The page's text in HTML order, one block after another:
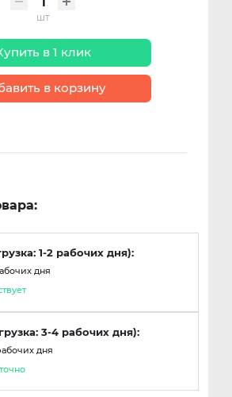
шт
в 1 клик
в корзину
1-2 рабочих дня):
дня
3-4 рабочих дня):
дня